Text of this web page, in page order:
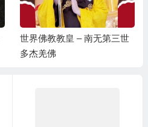
世界佛教教皇 – 南无第三世
多杰羌佛